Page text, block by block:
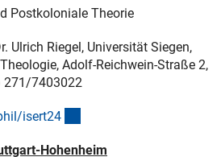
Postkoloniale Theorie
Ulrich Riegel, Universität Siegen,
Adolf-Reichwein-Straße 2,
271/7403022
isert24
Hohenheim